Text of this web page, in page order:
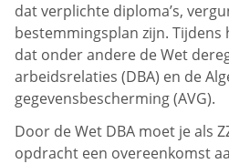
dat verplichte diploma’s,
bestemmingsplan zijn.
dat onder andere de Wet
arbeidsrelaties (DBA) en de
gegevensbescherming (AVG).
Door de Wet DBA moet je als
opdracht een overeenkomst